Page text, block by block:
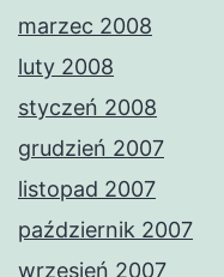
marzec 2008
luty 2008
styczeń 2008
grudzień 2007
listopad 2007
październik 2007
wrzesień 2007